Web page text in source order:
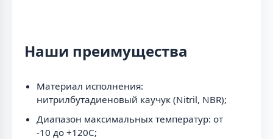
Наши преимущества
Материал исполнения:
нитрилбутадиеновый каучук (Nitril, NBR);
Диапазон максимальных температур: от
-10 до +120C;